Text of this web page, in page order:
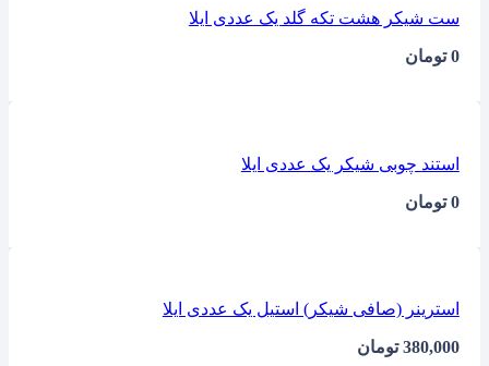
ست شیکر هشت تکه گلد یک عددی ایلا
0 تومان
استند چوبی شیکر یک عددی ایلا
0 تومان
استرینر (صافی شیکر) استیل یک عددی ایلا
380,000 تومان